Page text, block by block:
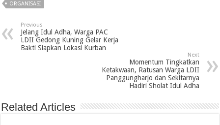
ORGANISASI
Previous
Jelang Idul Adha, Warga PAC
LDII Gedong Kuning Gelar Kerja
Bakti Siapkan Lokasi Kurban
Next
Momentum Tingkatkan
Ketakwaan, Ratusan Warga LDII
Panggungharjo dan Sekitarnya
Hadiri Sholat Idul Adha
Related Articles